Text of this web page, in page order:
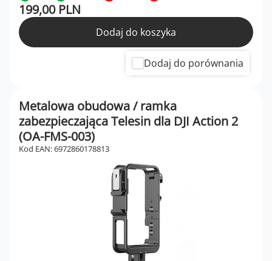
199,00 PLN
Dodaj do koszyka
Dodaj do porównania
Metalowa obudowa / ramka
zabezpieczająca Telesin dla DJI Action 2
(OA-FMS-003)
Kod EAN: 6972860178813